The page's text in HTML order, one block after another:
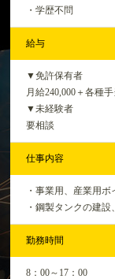
・学歴不問
給与
▼免許保有者
月給240,000＋各種手
▼未経験者
要相談
仕事内容
・事業用、産業用
・鋼製タンクの建
勤務時間
8：00～17：00